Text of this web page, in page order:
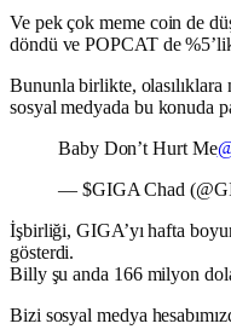
Ve pek çok meme coin de
döndü ve POPCAT de
Bununla birlikte, olasılıklara
sosyal medyada bu konuda
Baby Don’t Hurt Me
— $GIGA Chad
İşbirliği, GIGA’yı hafta
gösterdi.
Billy şu anda 166 milyon
Bizi sosyal medya